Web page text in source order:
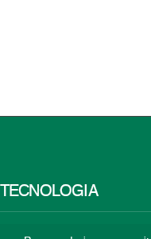
TECNOLOGÍA